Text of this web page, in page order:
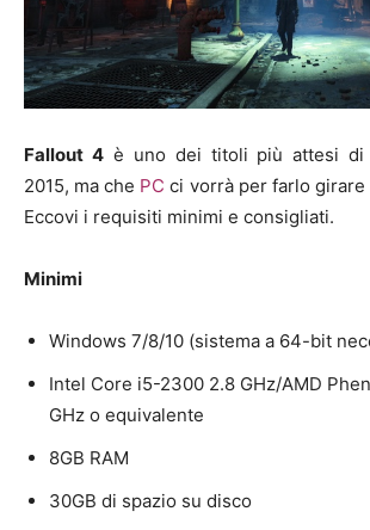
Fallout 4è uno dei titoli più attesi di
2015, ma che PC ci vorrà per farlo girare
Eccovi i requisiti minimi e consigliati.
Minimi
Windows 7/8/10 (sistema a 64-bit
Intel Core i5-2300 2.8 GHz/AMD
GHz o equivalente
8GB RAM
30GB di spazio su disco